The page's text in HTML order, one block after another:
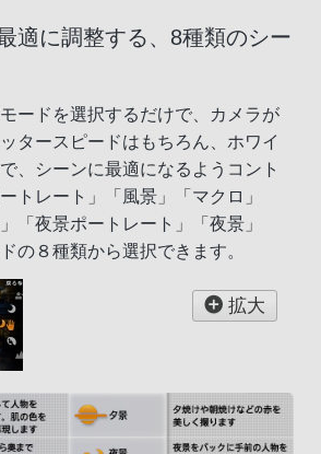
適に調整する、8種類のシー
ードを選択するだけで、カメラが
タースピードはもちろん、ホワイ
、シーンに最適になるようコント
トレート」「風景」「マクロ」
「夜景ポートレート」「夜景」
の８種類から選択できます。
拡大